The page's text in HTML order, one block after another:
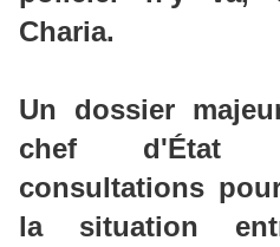
Charia.
Un dossier
chef d'État
consultations
la situation